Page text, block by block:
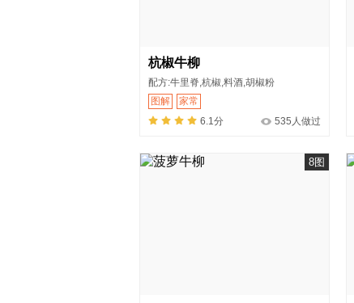
杭椒牛柳
配方:牛里脊,杭椒,料酒,胡椒粉
图解
家常
6.1分
535人做过
8图